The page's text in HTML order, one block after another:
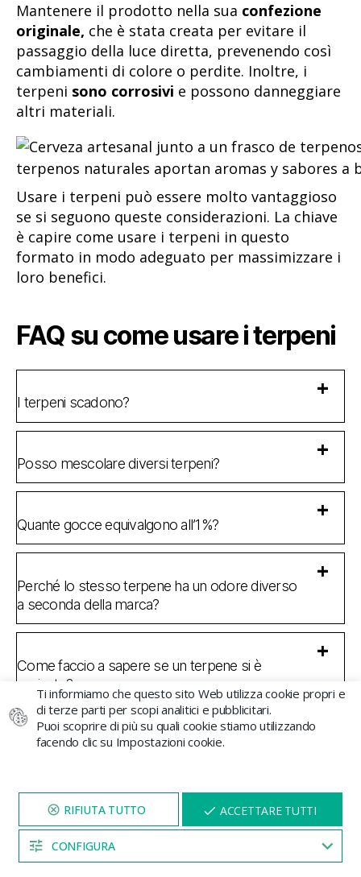
Mantenere il prodotto nella sua confezione
originale, che è stata creata per evitare il
passaggio della luce diretta, prevenendo così
cambiamenti di colore o perdite. Inoltre, i
terpeni sono corrosivi e possono danneggiare
altri materiali.
Usare i terpeni può essere molto vantaggioso
se si seguono queste considerazioni. La chiave
è capire come usare i terpeni in questo
formato in modo adeguato per massimizzare i
loro benefici.
FAQ su come usare i terpeni
I terpeni scadono?
Posso mescolare diversi terpeni?
Quante gocce equivalgono all’1%?
Perché lo stesso terpene ha un odore diverso
a seconda della marca?
Come faccio a sapere se un terpene si è
rovinato?
[Total: 1Average:5]
Ti informiamo che questo sito Web utilizza cookie propri e
di terze parti per scopi analitici e pubblicitari.
Puoi scoprire di più su quali cookie stiamo utilizzando
facendo clic su Impostazioni cookie.
CONFIGURA
ACCETTARE TUTTI
VISITA IL NOSTRO SITO
PER 5 MINUTI E QUI
APPARIRÀ UNOSCONTO
04:52